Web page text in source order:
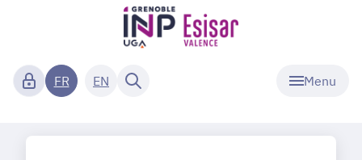
Menu
FR EN